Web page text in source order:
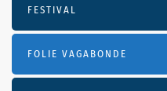
FESTIVAL
FOLIE VAGABONDE